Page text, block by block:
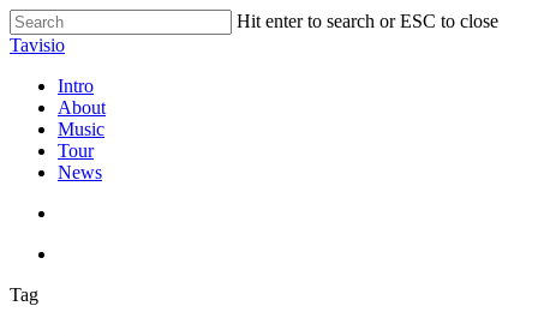
Skip
to
content
Hit enter to search or ESC to close
Close
Tavisio
search
Menu
Intro
About
Music
Tour
News
Tag